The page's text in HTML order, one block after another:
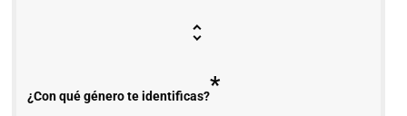
¿Con qué género te identificas?*